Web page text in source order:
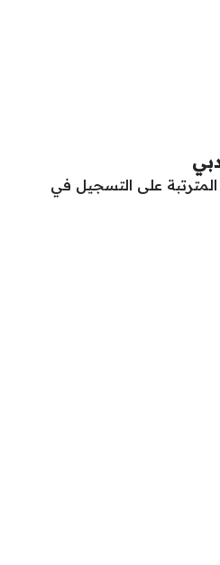
المترتبة على التسجيل في